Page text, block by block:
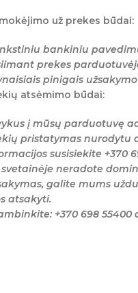
už prekes būdai:
bankiniu
prekes
pinigais
atsėmimo būdai:
į mūsų parduotuvę
pristatymas nurodytu
susisiekite +370
svetainėje neradote
galite mums
atsakyti.
+370 698